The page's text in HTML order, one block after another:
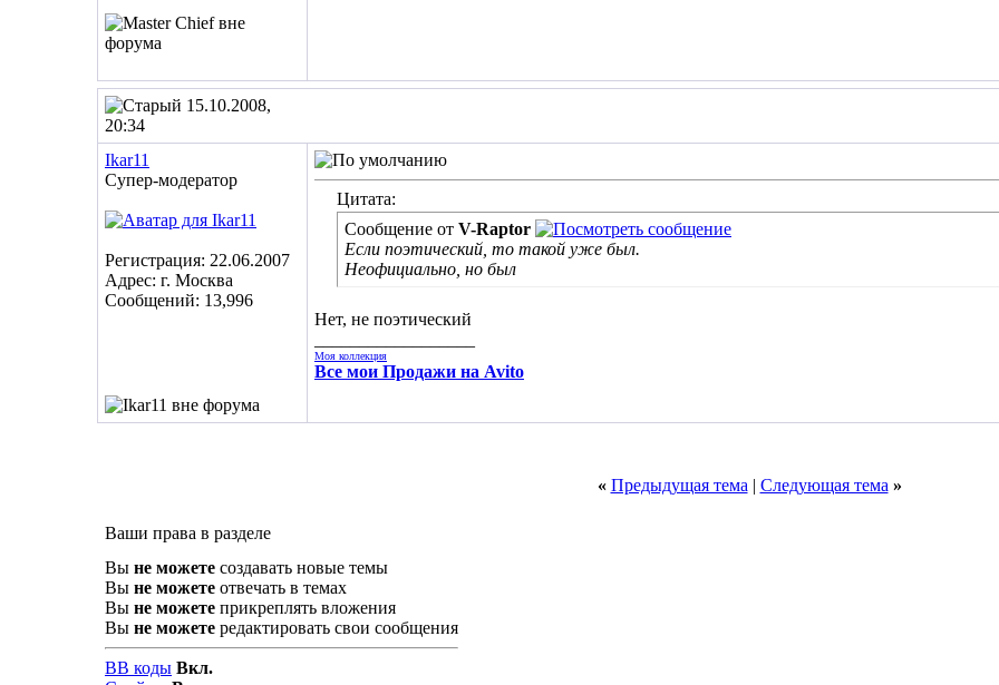
15.10.2008,
20:34
Ikar11
Супер-модератор
Регистрация: 22.06.2007
Адрес: г. Москва
Сообщений: 13,996
Цитата:
Сообщение от V-Raptor
Если поэтический, то такой уже был.
Неофициально, но был
Нет, не поэтический
Моя коллекция
Все мои Продажи на Avito
« Предыдущая тема | Следующая тема »
Ваши права в разделе
Вы не можете создавать новые темы
Вы не можете отвечать в темах
Вы не можете прикреплять вложения
Вы не можете редактировать свои сообщения
BB коды Вкл.